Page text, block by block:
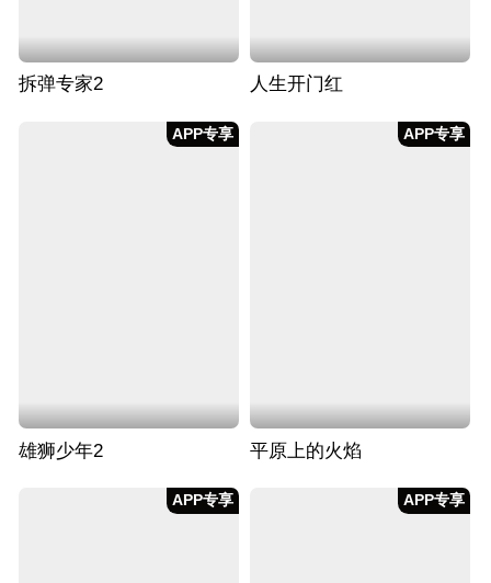
拆弹专家2 人生开门红
APP专享
雄狮少年2
APP专享
平原上的火焰
APP专享 APP专享